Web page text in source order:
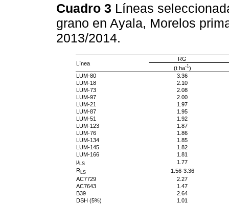
Cuadro 3 Líneas
grano en Ayala, Morelos
2013/2014.
Línea
RG
(t ha-1)
LUM-80
3.36
LUM-18
2.10
LUM-73
2.08
LUM-97
2.00
LUM-21
1.97
LUM-87
1.95
LUM-51
1.92
LUM-123
1.87
LUM-76
1.86
LUM-134
1.85
LUM-145
1.82
LUM-166
1.81
µLS
1.77
RLS
1.56-3.36
AC7729
2.27
AC7643
1.47
B39
2.64
DSH (5%)
1.01